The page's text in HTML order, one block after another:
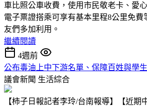
車比照公車收費，使用市民敬老卡、愛
電子票證搭乘可享有基本里程8公里免費
友們多加利用。
繼續閱讀
4週前
公布毒油上中下游名單、保障百姓與學
議會新聞 生活綜合
【柿子日報記者李玲/台南報導】【近期